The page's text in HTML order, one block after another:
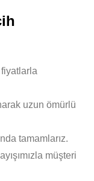
uzun ömürlü
tamamlarız.
müşteri